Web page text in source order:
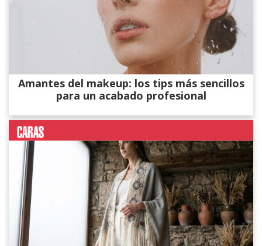
Amantes del makeup: los tips más sencillos
para un acabado profesional